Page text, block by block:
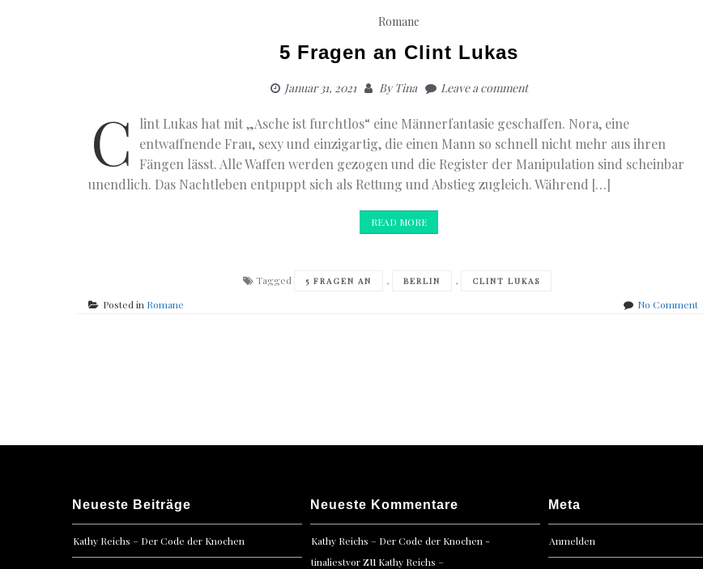
Romane
5 Fragen an Clint Lukas
Januar 31, 2021 ByTina Leave a comment
C
lint Lukas hat mit „Asche ist furchtlos“ eine Männerfantasie geschaffen. Nora, eine
entwaffnende Frau, sexy und einzigartig, die einen Mann so schnell nicht mehr aus ihren
Fängen lässt. Alle Waffen werden gezogen und die Register der Manipulation sind scheinbar
unendlich. Das Nachtleben entpuppt sich als Rettung und Abstieg zugleich. Während […]
READ MORE
Tagged 5 FRAGEN AN , BERLIN , CLINT LUKAS
Posted in Romane No Commenton
Neueste Beiträge
Kathy Reichs – Der Code der Knochen
Neueste Kommentare
Kathy Reichs – Der Code der Knochen -
tinaliestvorzu Kathy Reichs –
Meta
Anmelden